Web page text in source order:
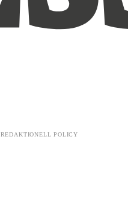
REDAKTIONELL POLICY